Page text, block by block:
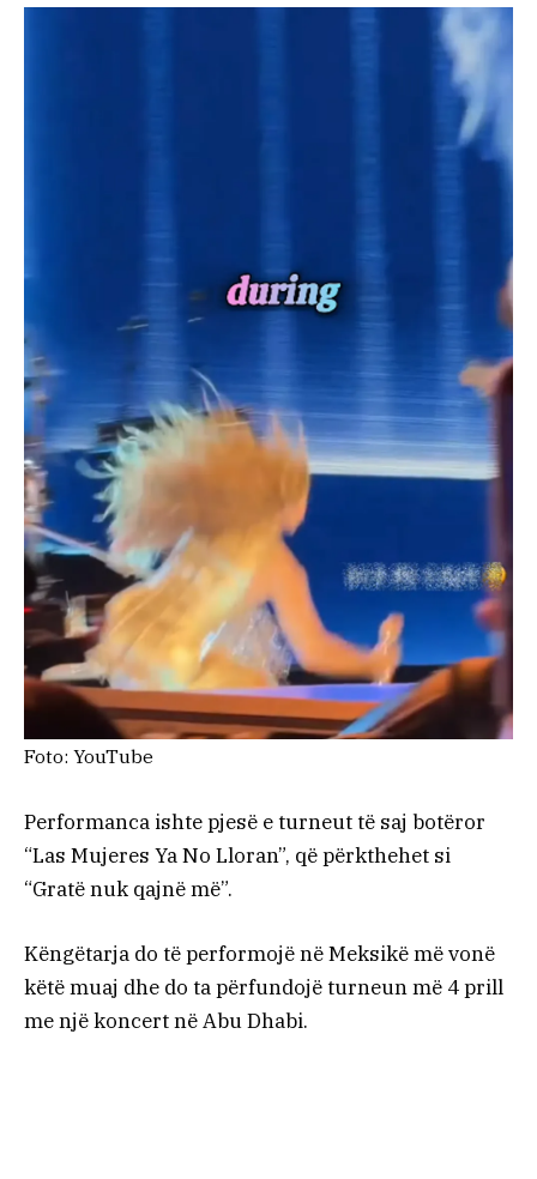
Foto: YouTube
Performanca ishte pjesë e turneut të saj botëror
“Las Mujeres Ya No Lloran”, që përkthehet si
“Gratë nuk qajnë më”.
Këngëtarja do të performojë në Meksikë më vonë
këtë muaj dhe do ta përfundojë turneun më 4 prill
me një koncert në Abu Dhabi.